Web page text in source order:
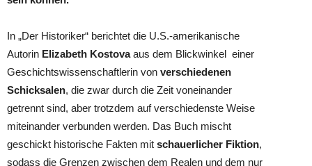
In „Der Historiker“ berichtet die U.S.-amerikanische
Autorin Elizabeth Kostovaaus dem Blickwinkel einer
Geschichtswissenschaftlerin von verschiedenen
Schicksalen, die zwar durch die Zeit voneinander
getrennt sind, aber trotzdem auf verschiedenste Weise
miteinander verbunden werden. Das Buch mischt
geschickt historische Fakten mit schauerlicher Fiktion,
sodass die Grenzen zwischen dem Realen und dem nur